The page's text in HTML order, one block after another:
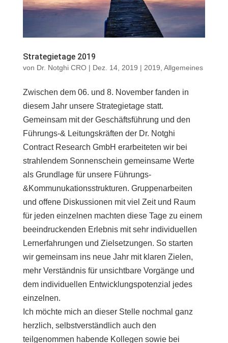
Strategietage 2019
von Dr. Notghi CRO| Dez. 14, 2019 | 2019 Allgemeines
Zwischen dem 06. und 8. November fanden in
diesem Jahr unsere Strategietage statt.
Gemeinsam mit der Geschäftsführung und den
Führungs-& Leitungskräften der Dr. Notghi
Contract Research GmbH erarbeiteten wir bei
strahlendem Sonnenschein gemeinsame Werte
als Grundlage für unsere Führungs-
&Kommunukationsstrukturen. Gruppenarbeiten
und offene Diskussionen mit viel Zeit und Raum
für jeden einzelnen machten diese Tage zu einem
beeindruckenden Erlebnis mit sehr individuellen
Lernerfahrungen und Zielsetzungen. So starten
wir gemeinsam ins neue Jahr mit klaren Zielen,
mehr Verständnis für unsichtbare Vorgänge und
dem individuellen Entwicklungspotenzial jedes
einzelnen.
Ich möchte mich an dieser Stelle nochmal ganz
herzlich, selbstverständlich auch den
teilgenommen habende Kollegen sowie bei